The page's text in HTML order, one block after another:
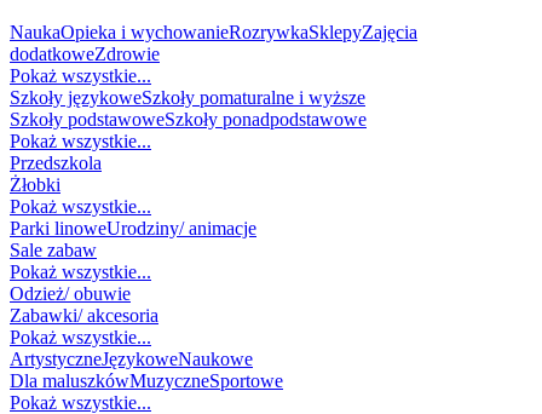
NaukaOpieka i wychowanieRozrywkaSklepyZajęcia
dodatkoweZdrowie
Pokaż wszystkie...
Szkoły językoweSzkoły pomaturalne i wyższe
Szkoły podstawoweSzkoły ponadpodstawowe
Pokaż wszystkie...
Przedszkola
Żłobki
Pokaż wszystkie...
Parki linoweUrodziny/ animacje
Sale zabaw
Pokaż wszystkie...
Odzież/ obuwie
Zabawki/ akcesoria
Pokaż wszystkie...
ArtystyczneJęzykoweNaukowe
Dla maluszkówMuzyczneSportowe
Pokaż wszystkie...